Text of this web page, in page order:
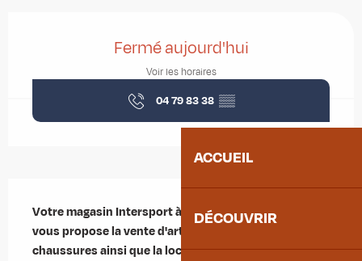
ACCUEIL
DÉCOUVRIR
Fermé aujourd'hui
Voir les horaires
04 79 83 38 ▒▒
Votre magasin Intersport à Saint-Jean-de-Maurienne
vous propose la vente d'articles de sport, textiles,
chaussures ainsi que la location de vélos et vélos